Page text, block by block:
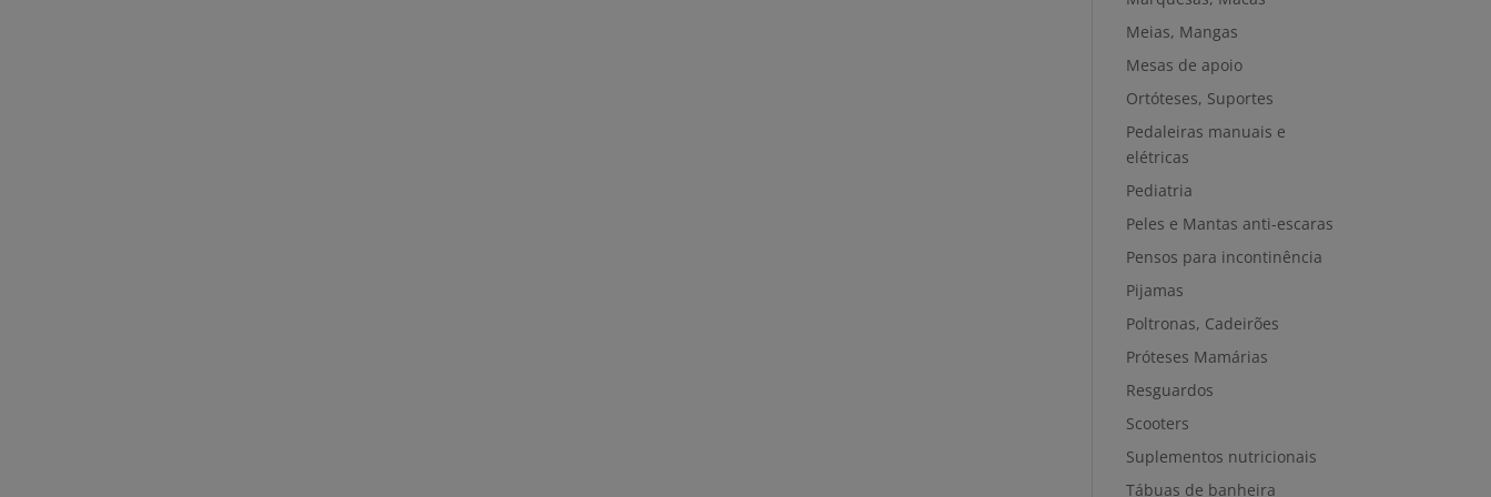
Meias, Mangas
Mesas de apoio
Ortóteses, Suportes
Pedaleiras manuais e
elétricas
Pediatria
Peles e Mantas anti-escaras
Pensos para incontinência
Pijamas
Poltronas, Cadeirões
Próteses Mamárias
Resguardos
Scooters
Suplementos nutricionais
Tábuas de banheira